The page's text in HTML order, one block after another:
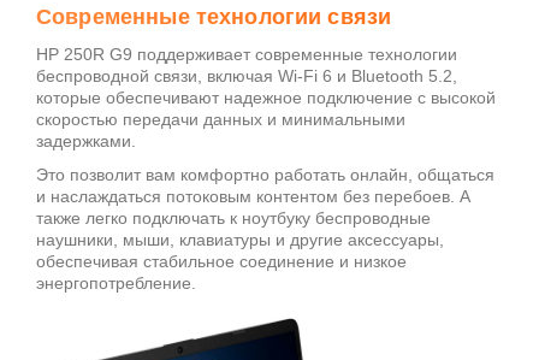
Современные технологии связи
HP 250R G9 поддерживает современные технологии
беспроводной связи, включая Wi-Fi 6 и Bluetooth 5.2,
которые обеспечивают надежное подключение с высокой
скоростью передачи данных и минимальными
задержками.
Это позволит вам комфортно работать онлайн, общаться
и наслаждаться потоковым контентом без перебоев. А
также легко подключать к ноутбуку беспроводные
наушники, мыши, клавиатуры и другие аксессуары,
обеспечивая стабильное соединение и низкое
энергопотребление.